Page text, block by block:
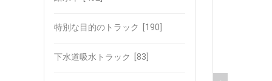
特別な目的のトラック [190]
下水道吸水トラック [83]